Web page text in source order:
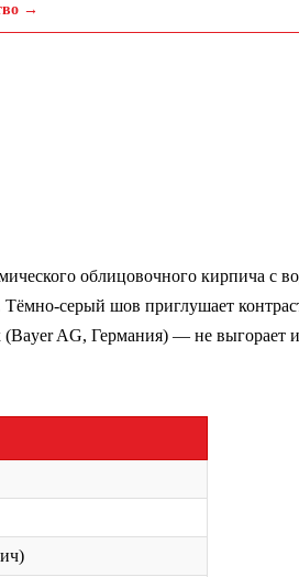
→
облицовочного кирпича с
серый шов приглушает
AG, Германия) — не выгорает